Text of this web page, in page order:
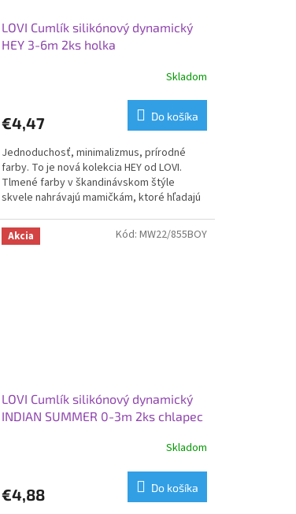
LOVI Cumlík silikónový dynamický
HEY 3-6m 2ks holka
Skladom
€4,47 Do košíka
Jednoduchosť, minimalizmus, prírodné
farby. To je nová kolekcia HEY od LOVI.
Tlmené farby v škandinávskom štýle
skvele nahrávajú mamičkám, ktoré hľadajú
Akcia
LOVI Cumlík silikónový dynamický
INDIAN SUMMER 0-3m 2ks chlapec
Skladom
€4,88 Do košíka
Kód: MW22/855BOY